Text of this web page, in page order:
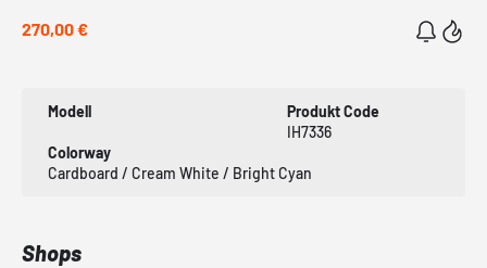
270,00 €
Modell
Produkt Code
IH7336
Colorway
Cardboard / Cream White / Bright Cyan
Shops